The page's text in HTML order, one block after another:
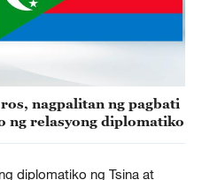
nagpalitan ng pagbati
ng relasyong diplomatiko
diplomatiko ng Tsina at